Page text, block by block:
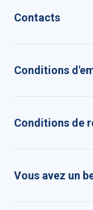
Contacts
Conditions
Conditions de
Vous avez un